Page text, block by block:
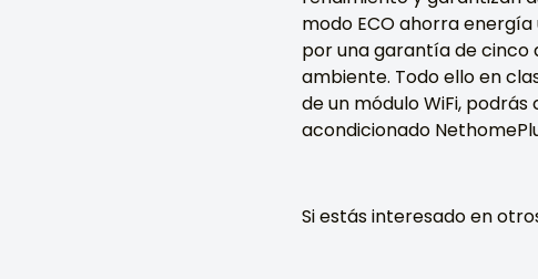
modo ECO ahorra
por una garantía de cinco
ambiente. Todo ello en
de un módulo WiFi,
acondicionado
Si estás interesado en